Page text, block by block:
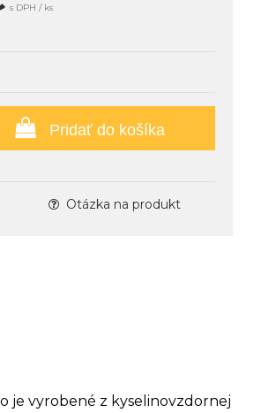
s DPH / ks
Pridať do košíka
Otázka na produkt
je vyrobené z kyselinovzdornej